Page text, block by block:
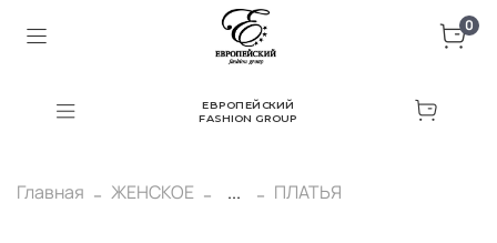
0
ЕВРОПЕЙСКИЙ
FASHION GROUP
Главная ЖЕНСКОЕ ... ПЛАТЬЯ